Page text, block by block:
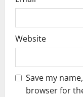
Website
Save my
browser for